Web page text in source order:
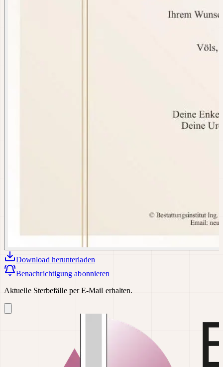
Download herunterladen
Benachrichtigung abonnieren
Aktuelle Sterbefälle per E-Mail erhalten.